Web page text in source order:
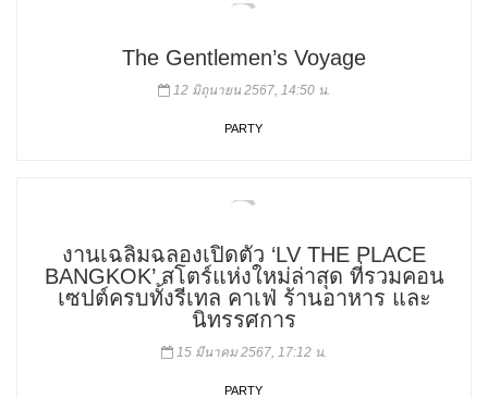
The Gentlemen’s Voyage
12 มิถุนายน 2567, 14:50 น.
PARTY
งานเฉลิมฉลองเปิดตัว ‘LV THE PLACE
BANGKOK’ สโตร์แห่งใหม่ล่าสุด ที่รวมคอน
เซปต์ครบทั้งรีเทล คาเฟ่ ร้านอาหาร และ
นิทรรศการ
15 มีนาคม 2567, 17:12 น.
PARTY